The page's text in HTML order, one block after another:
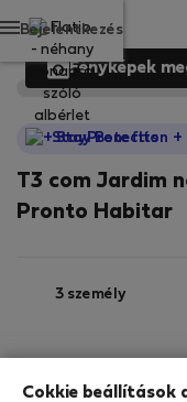
Bejelentkezés
Fényképek
StayProtection +
T3 com Jardim
Pronto Habitar
3 személy
Cokkie beállítások